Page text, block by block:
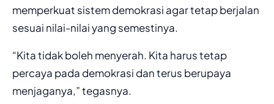
memperkuat sistem demokrasi agar tetap berjalan
sesuai nilai-nilai yang semestinya.
“Kita tidak boleh menyerah. Kita harus tetap
percaya pada demokrasi dan terus berupaya
menjaganya,” tegasnya.